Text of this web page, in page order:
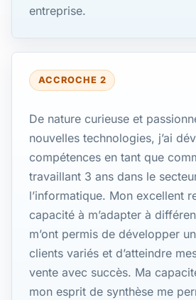
entreprise.
ACCROCHE 2
De nature curieuse et
nouvelles technologies, j’ai
compétences en tant que
travaillant 3 ans dans le
l’informatique. Mon excellent
capacité à m’adapter à
m’ont permis de développer
clients variés et d’atteindre
vente avec succès. Ma
mon esprit de synthèse me